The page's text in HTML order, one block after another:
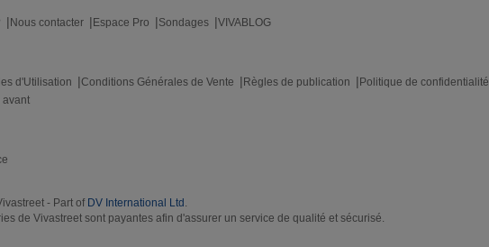
Nous contacter Espace Pro Sondages VIVABLOG
d'Utilisation Conditions Générales de Vente Règles de publication Politique de confidentialité
avant
- Part of DV International Ltd .
de Vivastreet sont payantes afin d'assurer un service de qualité et sécurisé.